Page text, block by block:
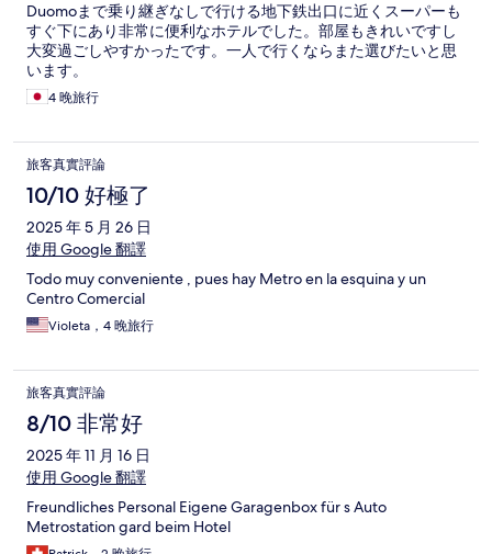
Duomoまで乗り継ぎなしで行ける地下鉄出口に近くスーパーも
すぐ下にあり非常に便利なホテルでした。部屋もきれいですし
大変過ごしやすかったです。一人で行くならまた選びたいと思
います。
4 晚旅行
旅客真實評論
10/10 好極了
2025 年 5 月 26 日
使用 Google 翻譯
Todo muy conveniente , pues hay Metro en la esquina y un
Centro Comercial
Violeta，4 晚旅行
旅客真實評論
8/10 非常好
2025 年 11 月 16 日
使用 Google 翻譯
Freundliches Personal Eigene Garagenbox für s Auto
Metrostation gard beim Hotel